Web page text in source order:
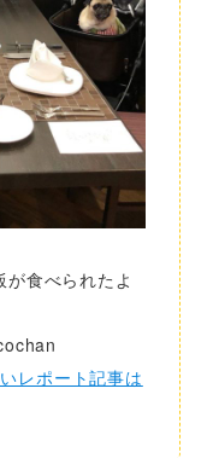
食べられたよ
レポート記事は